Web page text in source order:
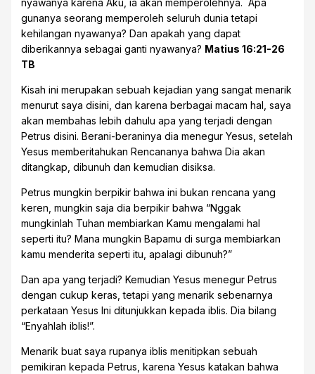
nyawanya karena Aku, ia akan memperolehnya. Apa
gunanya seorang memperoleh seluruh dunia tetapi
kehilangan nyawanya? Dan apakah yang dapat
diberikannya sebagai ganti nyawanya? Matius 16:21-26
TB
Kisah ini merupakan sebuah kejadian yang sangat menarik
menurut saya disini, dan karena berbagai macam hal, saya
akan membahas lebih dahulu apa yang terjadi dengan
Petrus disini. Berani-beraninya dia menegur Yesus, setelah
Yesus memberitahukan Rencananya bahwa Dia akan
ditangkap, dibunuh dan kemudian disiksa.
Petrus mungkin berpikir bahwa ini bukan rencana yang
keren, mungkin saja dia berpikir bahwa “Nggak
mungkinlah Tuhan membiarkan Kamu mengalami hal
seperti itu? Mana mungkin Bapamu di surga membiarkan
kamu menderita seperti itu, apalagi dibunuh?”
Dan apa yang terjadi? Kemudian Yesus menegur Petrus
dengan cukup keras, tetapi yang menarik sebenarnya
perkataan Yesus Ini ditunjukkan kepada iblis. Dia bilang
“Enyahlah iblis!”.
Menarik buat saya rupanya iblis menitipkan sebuah
pemikiran kepada Petrus, karena Yesus katakan bahwa